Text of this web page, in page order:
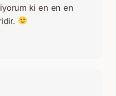
ki en en en